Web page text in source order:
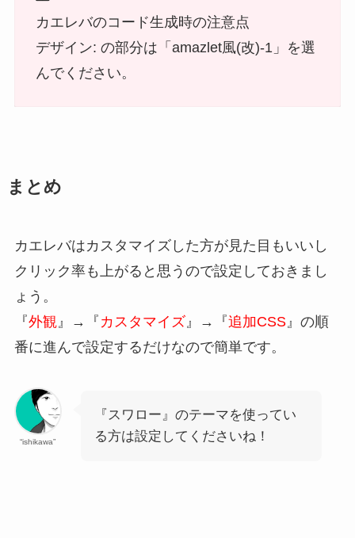
カエレバのコード生成時の注意点
デザイン: の部分は「amazlet風(改)-1」を選
んでください。
まとめ
カエレバはカスタマイズした方が見た目もいいし
クリック率も上がると思うので設定しておきまし
ょう。
『外観』→『 カスタマイズ』→『追加CSS』の順
番に進んで設定するだけなので簡単です。
“ishikawa”
『スワロー』のテーマを使ってい
る方は設定してくださいね！